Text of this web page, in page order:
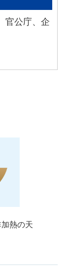
官公庁、企
熱の天